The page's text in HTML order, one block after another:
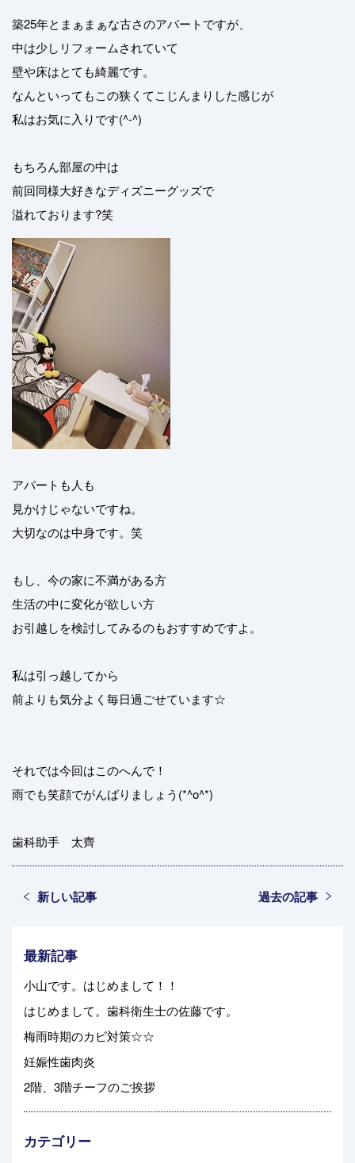
築25年とまぁまぁな古さのアパートですが、
中は少しリフォームされていて
壁や床はとても綺麗です。
なんといってもこの狭くてこじんまりした感じが
私はお気に入りです(^-^)
もちろん部屋の中は
前回同様大好きなディズニーグッズで
溢れております?笑
アパートも人も
見かけじゃないですね。
大切なのは中身です。笑
もし、今の家に不満がある方
生活の中に変化が欲しい方
お引越しを検討してみるのもおすすめですよ。
私は引っ越してから
前よりも気分よく毎日過ごせています☆
それでは今回はこのへんで！
雨でも笑顔でがんばりましょう(*^o^*)
歯科助手 太齊
新しい記事 過去の記事
最新記事
小山です。はじめまして！！
はじめまして。歯科衛生士の佐藤です。
梅雨時期のカビ対策☆☆
妊娠性歯肉炎
2階、3階チーフのご挨拶
カテゴリー